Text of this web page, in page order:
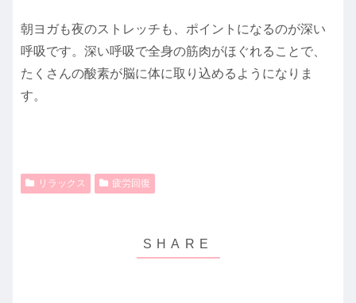
朝ヨガも夜のストレッチも、ポイントになるのが深い
呼吸です。深い呼吸で全身の筋肉がほぐれることで、
たくさんの酸素が脳に体に取り込めるようになりま
す。
リラックス 疲労回復